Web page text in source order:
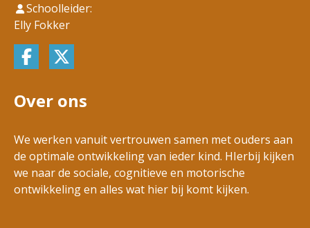
Schoolleider:
Elly Fokker
Over ons
We werken vanuit vertrouwen samen met ouders aan
de optimale ontwikkeling van ieder kind. HIerbij kijken
we naar de sociale, cognitieve en motorische
ontwikkeling en alles wat hier bij komt kijken.